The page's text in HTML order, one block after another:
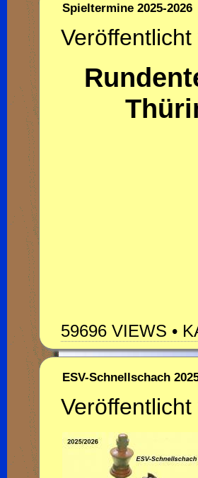
Spieltermine 2025-2026
59696 VIEWS •
ESV-Schnellschach